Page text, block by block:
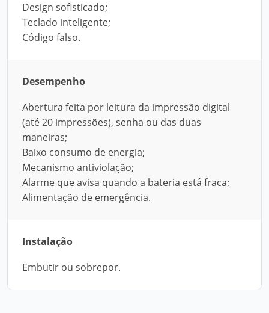
Design sofisticado;
Teclado inteligente;
Código falso.
Desempenho
Abertura feita por leitura da impressão digital
(até 20 impressões), senha ou das duas
maneiras;
Baixo consumo de energia;
Mecanismo antiviolação;
Alarme que avisa quando a bateria está fraca;
Alimentação de emergência.
Instalação
Embutir ou sobrepor.